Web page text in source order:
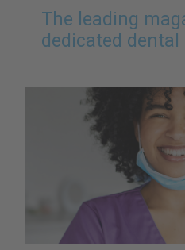
The leading
dedicated